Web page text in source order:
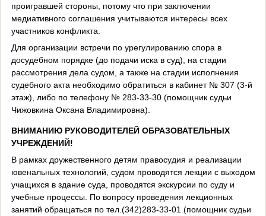
проигравшей стороны, потому что при заключении
медиативного соглашения учитываются интересы всех
участников конфликта.
Для организации встречи по урегулированию спора в
досудебном порядке (до подачи иска в суд), на стадии
рассмотрения дела судом, а также на стадии исполнения
судебного акта необходимо обратиться в кабинет № 307 (3-й
этаж), либо по телефону № 283-33-30 (помощник судьи
Чижовкина Оксана Владимировна).
ВНИМАНИЮ РУКОВОДИТЕЛЕЙ ОБРАЗОВАТЕЛЬНЫХ
УЧРЕЖДЕНИЙ!
В рамках дружественного детям правосудия и реализации
ювенальных технологий, судом проводятся лекции с выходом
учащихся в здание суда, проводятся экскурсии по суду и
учебные процессы. По вопросу проведения лекционных
занятий обращаться по тел.(342)283-33-01 (помощник судьи